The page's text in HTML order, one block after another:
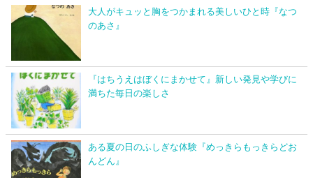
大人がキュッと胸をつかまれる美しいひと時『なつ
のあさ』
『はちうえはぼくにまかせて』新しい発見や学びに
満ちた毎日の楽しさ
ある夏の日のふしぎな体験『めっきらもっきらどお
んどん』